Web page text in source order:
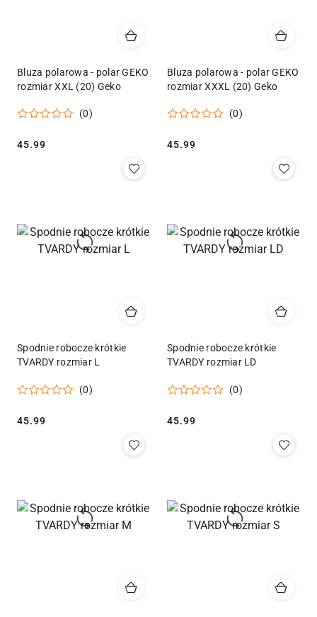
Bluza polarowa - polar GEKO
rozmiar XXL (20) Geko
(0)
Cena:
45.99
Bluza polarowa - polar GEKO
rozmiar XXXL (20) Geko
(0)
Cena:
45.99
Spodnie robocze krótkie
TVARDY rozmiar L
(0)
Cena:
45.99
Spodnie robocze krótkie
TVARDY rozmiar LD
(0)
Cena:
45.99